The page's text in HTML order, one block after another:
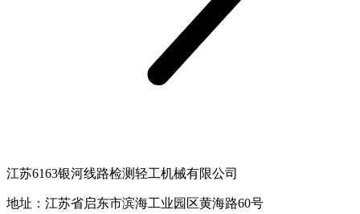
江苏6163银河线路检测轻工机械有限公司
地址：江苏省启东市滨海工业园区黄海路60号